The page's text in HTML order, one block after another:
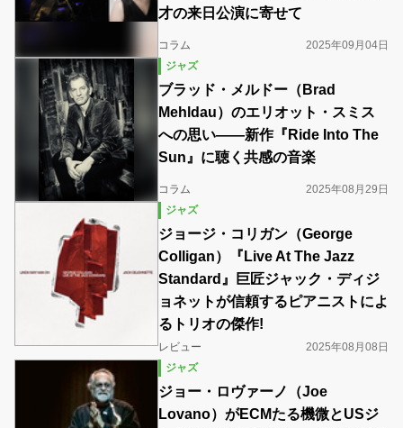
才の来日公演に寄せて
コラム
2025年09月04日
ジャズ
ブラッド・メルドー（Brad
Mehldau）のエリオット・スミス
への思い――新作『Ride Into The
Sun』に聴く共感の音楽
コラム
2025年08月29日
ジャズ
ジョージ・コリガン（George
Colligan）『Live At The Jazz
Standard』巨匠ジャック・ディジ
ョネットが信頼するピアニストによ
るトリオの傑作!
レビュー
2025年08月08日
ジャズ
ジョー・ロヴァーノ（Joe
Lovano）がECMたる機微とUSジ